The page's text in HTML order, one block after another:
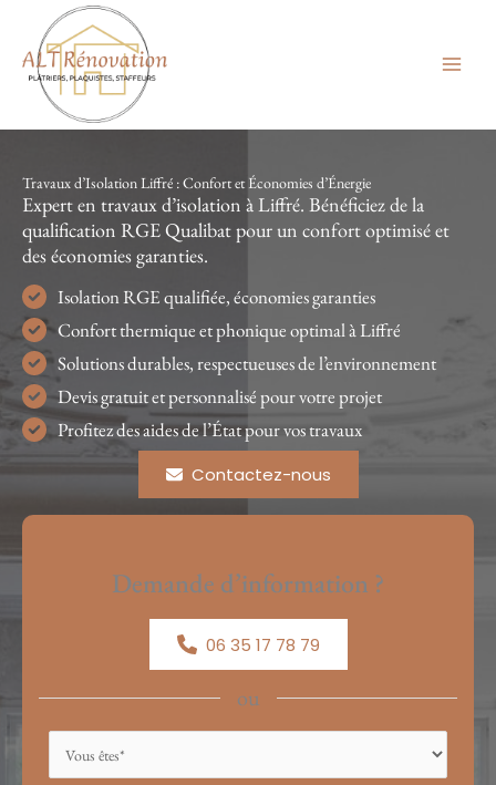
contenu
Travaux d’Isolation Liffré : Confort et Économies d’Énergie
Expert en travaux d’isolation à Liffré. Bénéficiez de la
qualification RGE Qualibat pour un confort optimisé et
des économies garanties.
Isolation RGE qualifiée, économies garanties
Confort thermique et phonique optimal à Liffré
Solutions durables, respectueuses de l’environnement
Devis gratuit et personnalisé pour votre projet
Profitez des aides de l’État pour vos travaux
Contactez-nous
Demande d’information ?
06 35 17 78 79
ou
simple